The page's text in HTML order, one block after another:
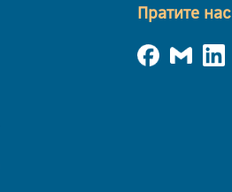
Пратите нас